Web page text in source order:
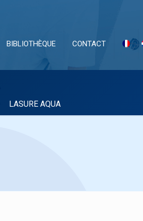
BIBLIOTHÈQUE CONTACT
LASURE AQUA